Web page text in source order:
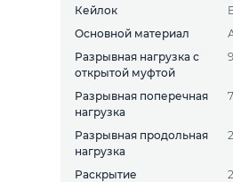
Кейлок
Основной материал
Разрывная нагрузка с
открытой муфтой
Разрывная поперечная
нагрузка
Разрывная продольная
нагрузка
Раскрытие